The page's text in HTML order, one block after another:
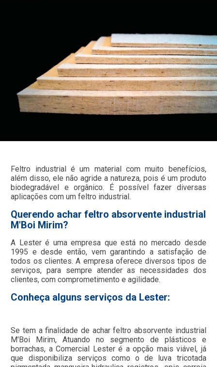
Feltro industrial é um material com muito benefícios,
além disso, ele não agride a natureza, pois é um produto
biodegradável e orgânico. É possível fazer diversas
aplicações com um feltro industrial.
Querendo achar feltro absorvente industrial
M'Boi Mirim?
A Lester é uma empresa que está no mercado desde
1995 e desde então, vem garantindo a satisfação de
todos os clientes. A empresa oferece diversos tipos de
serviços, para sempre atender as necessidades dos
clientes, com comprometimento e agilidade.
Conheça alguns serviços da Lester:
Se tem a finalidade de achar feltro absorvente industrial
M'Boi Mirim, Atuando no segmento de plásticos e
borrachas, a Comercial Lester é a opção mais viável, já
que disponibiliza serviços como o de luva tricotada